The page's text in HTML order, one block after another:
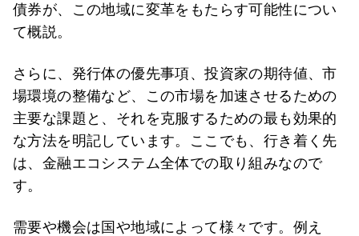
債券が、この地域に変革をもたらす可能性につい
て概説。
さらに、発行体の優先事項、投資家の期待値、市
場環境の整備など、この市場を加速させるための
主要な課題と、それを克服するための最も効果的
な方法を明記しています。ここでも、行き着く先
は、金融エコシステム全体での取り組みなので
す。
需要や機会は国や地域によって様々です。例え